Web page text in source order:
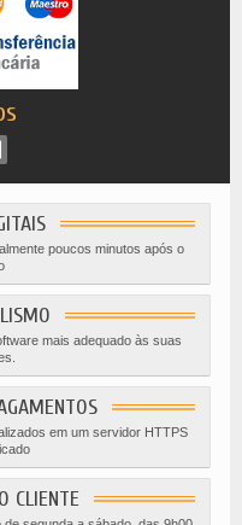
poucos minutos após o
mais adequado às suas
em um servidor HTTPS
CLIENTE